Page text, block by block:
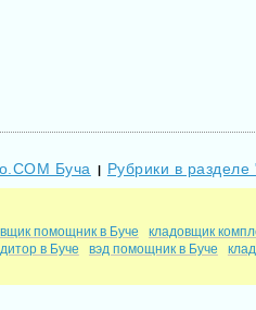
Буча | Рубрики в
помощник в Буче
кладовщик
в Буче вэд помощник в Буче